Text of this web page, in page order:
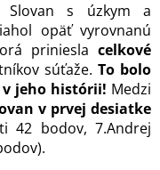
s úzkym a
opäť vyrovnanú
priniesla celkové
súťaže. To bolo
jeho histórii! Medzi
v prvej desiatke
42 bodov, 7.Andrej